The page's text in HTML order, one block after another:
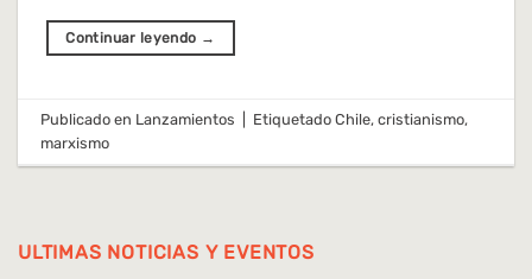
ULTIMAS NOTICIAS Y EVENTOS
Continuar leyendo →
Publicado en Lanzamientos EtiquetadoChile,cristianismo,
marxismo